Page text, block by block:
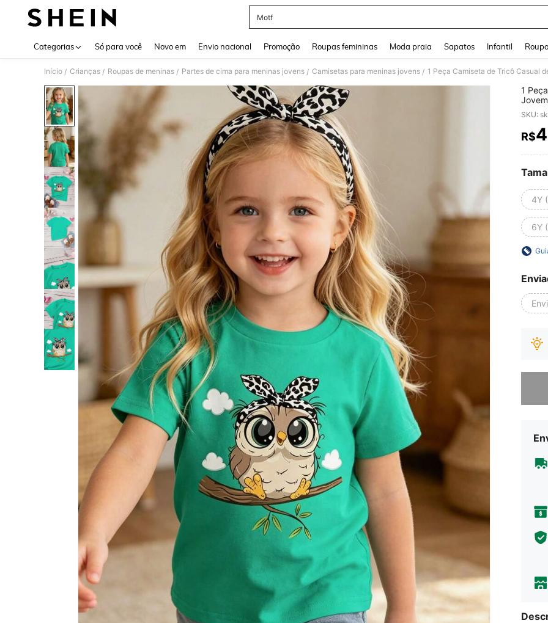
Motf
Categorias Só para você Novo em Envio nacional Promoção Roupas femininas Moda praia Sapatos Infantil
Início / Crianças / Roupas de meninas / Partes de cima para meninas jovens / Camisetas para meninas jovens / 1 Peça Camiseta de Tricô Casual
1
SKU:
R$
4Y
6Y